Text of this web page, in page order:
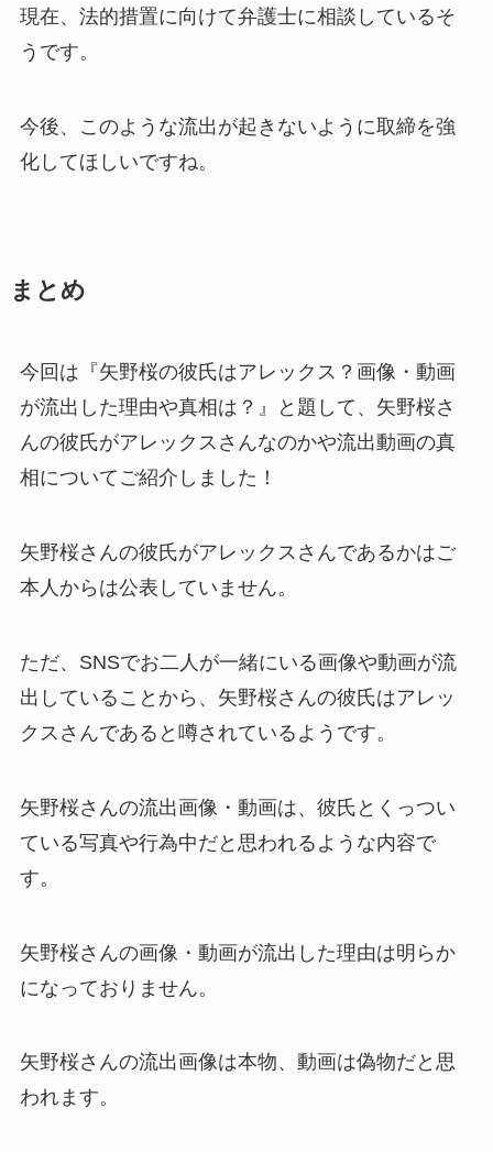
現在、法的措置に向けて弁護士に相談しているそ
うです。
今後、このような流出が起きないように取締を強
化してほしいですね。
まとめ
今回は『矢野桜の彼氏はアレックス？画像・動画
が流出した理由や真相は？ 』と題して、矢野桜さ
んの彼氏がアレックスさんなのかや流出動画の真
相についてご紹介しました！
矢野桜さんの彼氏がアレックスさんであるかはご
本人からは公表していません。
ただ、SNSでお二人が一緒にいる画像や動画が流
出していることから、矢野桜さんの彼氏はアレッ
クスさんであると噂されているようです。
矢野桜さんの流出画像・動画は、彼氏とくっつい
ている写真や行為中だと思われるような内容で
す。
矢野桜さんの画像・動画が流出した理由は明らか
になっておりません。
矢野桜さんの流出画像は本物、動画は偽物だと思
われます。